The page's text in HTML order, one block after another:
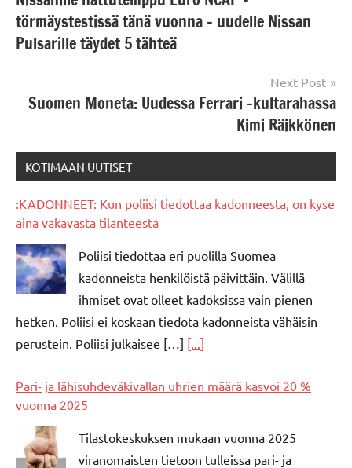
törmäystestissä tänä vuonna – uudelle Nissan
Pulsarille täydet 5 tähteä
Next Post
Suomen Moneta: Uudessa Ferrari -kultarahassa
Kimi Räikkönen
KOTIMAAN UUTISET
:KADONNEET: Kun poliisi tiedottaa kadonneesta, on kyse
aina vakavasta tilanteesta
Poliisi tiedottaa eri puolilla Suomea
kadonneista henkilöistä päivittäin. Välillä
ihmiset ovat olleet kadoksissa vain pienen
hetken. Poliisi ei koskaan tiedota kadonneista vähäisin
perustein. Poliisi julkaisee […] [...]
Pari- ja lähisuhdeväkivallan uhrien määrä kasvoi 20 %
vuonna 2025
Tilastokeskuksen mukaan vuonna 2025
viranomaisten tietoon tulleissa pari- ja